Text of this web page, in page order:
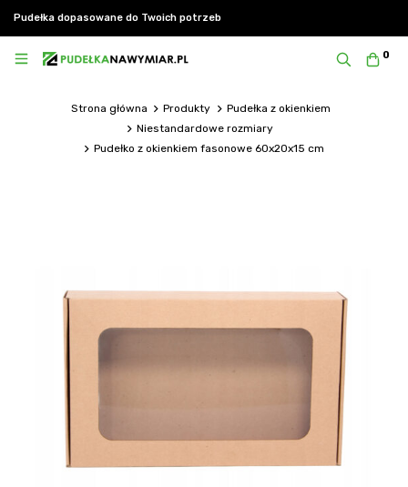
Pudełka dopasowane do Twoich potrzeb
0
Strona główna Produkty
Pudełka z okienkiem
Niestandardowe rozmiary
Pudełko z okienkiem fasonowe 60x20x15 cm